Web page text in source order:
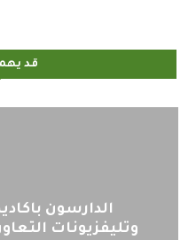
قد
اتحاد اذاعات
الإسلامي يؤدون ...